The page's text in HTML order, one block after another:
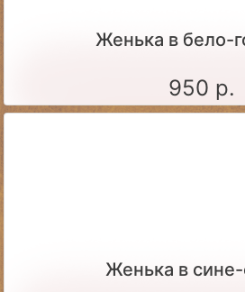
Женька в бело-
950 р.
Женька в